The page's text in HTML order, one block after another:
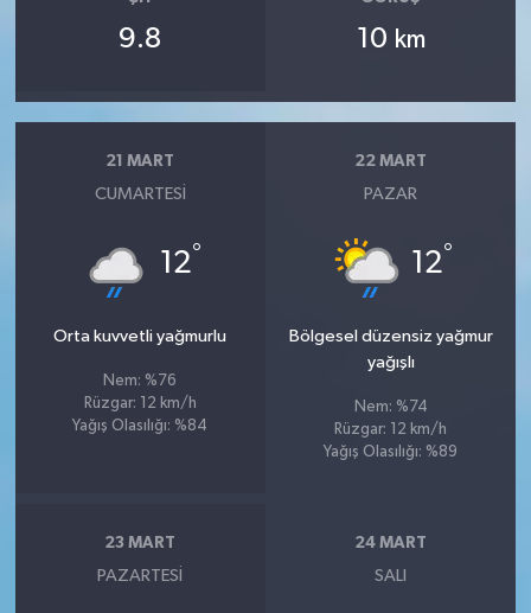
9.8 10 km
21 MART
CUMARTESI
12°
Orta kuvvetli yağmurlu
Nem: %76
Rüzgar: 12 km/h
Yağış Olasılığı: %84
22 MART
PAZAR
12°
Bölgesel düzensiz yağmur
yağışlı
Nem: %74
Rüzgar: 12 km/h
Yağış Olasılığı: %89
23 MART
PAZARTESI
24 MART
SALI